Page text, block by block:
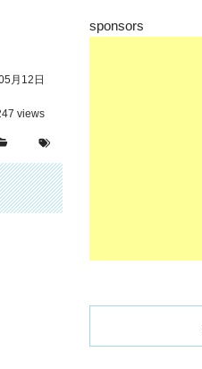
月12日
views
sponsors